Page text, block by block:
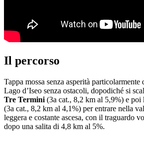
Il percorso
Tappa mossa senza asperità
Lago d’Iseo senza ostacoli, dopodiché si
Tre Termini (3a cat., 8,2 km al 5,9%) e poi
(3a cat., 8,2 km al 4,1%) per entrare nella
leggera e costante ascesa, con il traguardo
dopo una salita di 4,8 km al 5%.